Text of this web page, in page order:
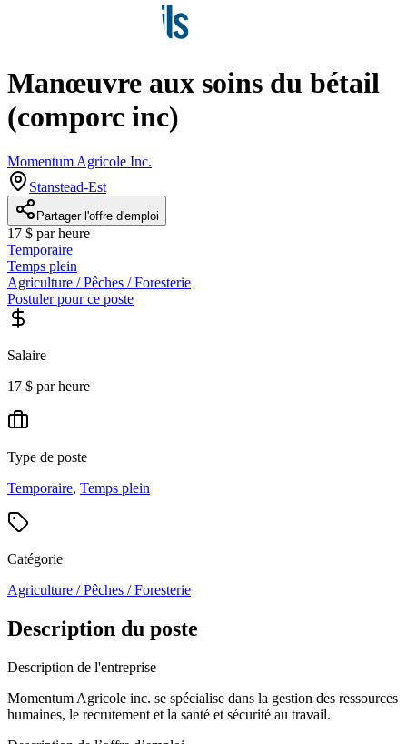
Manœuvre aux soins du bétail
(comporc inc)
Momentum Agricole Inc.
Stanstead-Est
Partager l'offre d'emploi
17 $ par heure
Temporaire
Temps plein
Agriculture / Pêches / Foresterie
Postuler pour ce poste
Salaire
17 $ par heure
Type de poste
Temporaire, Temps plein
Catégorie
Agriculture / Pêches / Foresterie
Description du poste
Description de l'entreprise
Momentum Agricole inc. se spécialise dans la gestion des ressources
humaines, le recrutement et la santé et sécurité au travail.